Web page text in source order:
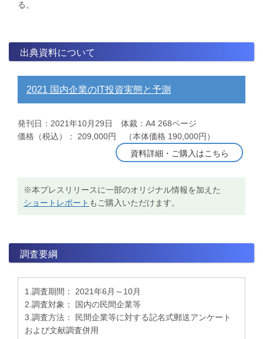
る。
出典資料について
2021 国内企業のIT投資実態と予測
発刊日：2021年10月29日 体裁：A4 268ページ
価格（税込）： 209,000円 （本体価格 190,000円）
資料詳細・ご購入はこちら
※本プレスリリースに一部のオリジナル情報を加えた
ショートレポート もご購入いただけます。
調査要綱
1.調査期間： 2021年6月～10月
2.調査対象： 国内の民間企業等
3.調査方法： 民間企業等に対する記名式郵送アンケート
および文献調査併用